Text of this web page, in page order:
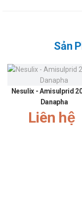
Sản
Nesulix - Amisulprid
Danapha
Liên hệ